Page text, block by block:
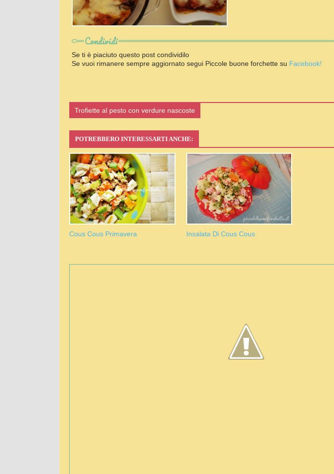
Condividi
Se ti è piaciuto questo post condividilo
Se vuoi rimanere sempre aggiornato segui Piccole buone forchette su Facebook!
Trofiette al pesto con verdure nascoste
POTREBBERO INTERESSARTI ANCHE:
Cous Cous Primavera Insalata Di Cous Cous